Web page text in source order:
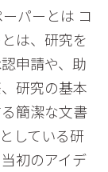
パーとは コ
は、研究を
申請や、助
研究の基本
簡潔な文書
している研
初のアイデ